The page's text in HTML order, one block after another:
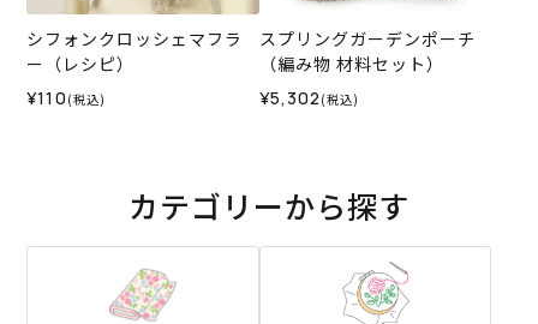
シフォンクロッシェマフラ
ー（レシピ）
¥110 (税込)
スプリングガーデンポーチ
（編み物 材料セット）
¥5,302 (税込)
カテゴリーから探す